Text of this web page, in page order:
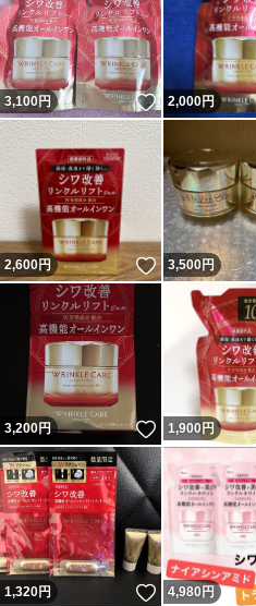
3,100円 いいね！
2,000円
2,600円 いいね！
3,500円
3,200円 いいね！
1,900円
1,320円 いいね！
4,980 円